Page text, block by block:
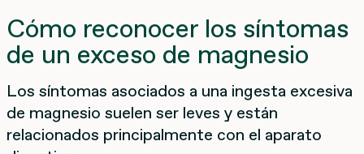
Cómo reconocer los síntomas
de un exceso de magnesio
Los síntomas asociados a una ingesta excesiva
de magnesio suelen ser leves y están
relacionados principalmente con el aparato